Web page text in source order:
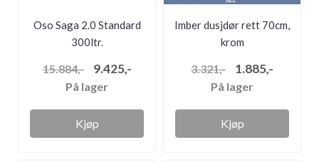
Oso Saga 2.0 Standard
300ltr.
15.884,- 9.425,-
På lager
Kjøp
Imber dusjdør rett 70cm,
krom
3.321,- 1.885,-
På lager
Kjøp